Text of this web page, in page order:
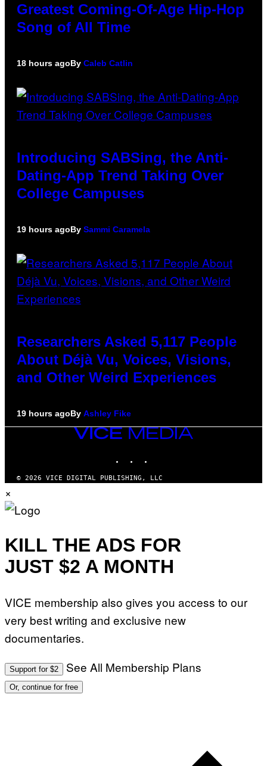
Greatest Coming-Of-Age Hip-Hop
Song of All Time
18 hours agoBy Caleb Catlin
Introducing SABSing, the Anti-
Dating-App Trend Taking Over
College Campuses
19 hours agoBy Sammi Caramela
Researchers Asked 5,117 People
About Déjà Vu, Voices, Visions,
and Other Weird Experiences
19 hours agoBy Ashley Fike
VICE
MEDIA
© 2026 VICE DIGITAL PUBLISHING, LLC
×
KILL THE ADS FOR
JUST $2 A MONTH
VICE membership also gives you access to our
very best writing and exclusive new
documentaries.
Support for $2 See All Membership Plans
Or, continue for free